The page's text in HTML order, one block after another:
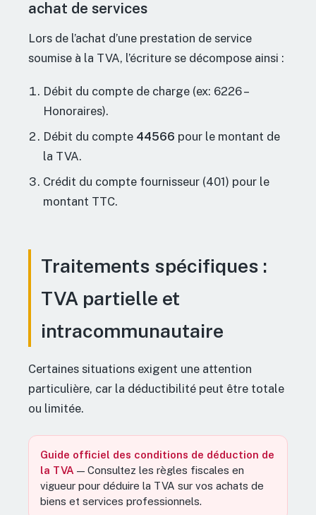
achat de services
Lors de l’achat d’une prestation de service
soumise à la TVA, l’écriture se décompose ainsi :
Débit du compte de charge (ex: 6226 –
Honoraires).
Débit du compte 44566 pour le montant de
la TVA.
Crédit du compte fournisseur (401) pour le
montant TTC.
Traitements spécifiques :
TVA partielle et
intracommunautaire
Certaines situations exigent une attention
particulière, car la déductibilité peut être totale
ou limitée.
Guide officiel des conditions de déduction de
la TVA — Consultez les règles fiscales en
vigueur pour déduire la TVA sur vos achats de
biens et services professionnels.